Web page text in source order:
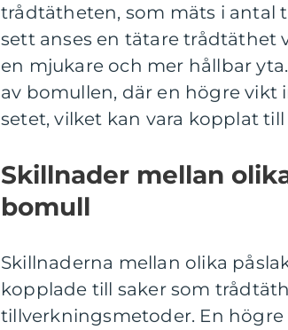
trådtätheten, som mäts i antal
sett anses en tätare trådtäthet
en mjukare och mer hållbar
av bomullen, där en högre
setet, vilket kan vara kopplat
Skillnader mellan
bomull
Skillnaderna mellan olika
kopplade till saker som
tillverkningsmetoder. En